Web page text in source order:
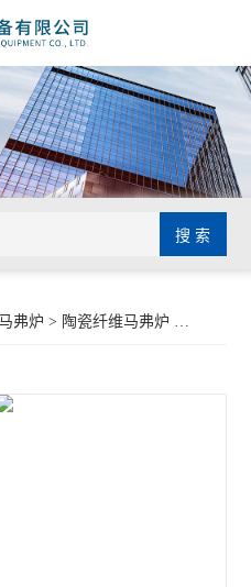
弗炉 > 陶瓷纤维马弗炉